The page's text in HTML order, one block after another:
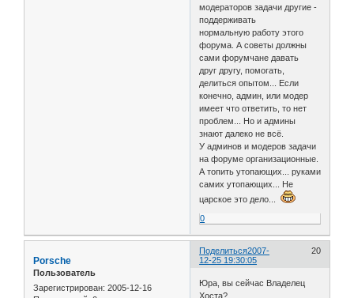
модераторов задачи другие -
поддерживать
нормальную работу этого
форума. А советы должны
сами форумчане давать
друг другу, помогать,
делиться опытом... Если
конечно, админ, или модер
имеет что ответить, то нет
проблем... Но и админы
знают далеко не всё.
У админов и модеров задачи
на форуме организационные.
А топить утопающих... руками
самих утопающих... Не
царское это дело...
0
Поделиться 20
2007-
12-25 19:30:05
Porsche
Пользователь
Зарегистрирован: 2005-12-16
Юра, вы сейчас Владелец
Хоста?